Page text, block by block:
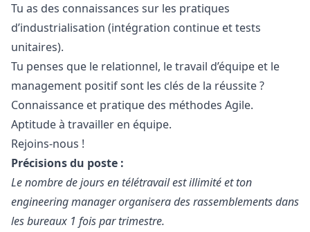
Tu as des connaissances sur les pratiques
d’industrialisation (intégration continue et tests
unitaires).
Tu penses que le relationnel, le travail d’équipe et le
management positif sont les clés de la réussite ?
Connaissance et pratique des méthodes Agile.
Aptitude à travailler en équipe.
Rejoins-nous !
Précisions du poste :
Le nombre de jours en télétravail est illimité et ton
engineeringmanagerorganisera des rassemblements dans
les bureaux 1 fois par trimestre.